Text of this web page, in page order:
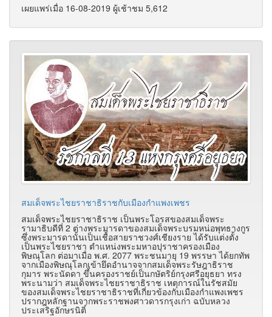
เผยแพร่เมื่อ 16-08-2019 ผู้เช้าชม 5,612
สมเด็จพระไชยราชาธิราชกับเมืองกำแพงเพชร
สมเด็จพระไชยราชาธิราช เป็นพระโอรสของสมเด็จพระ
รามาธิบดีที่ 2 ต่างพระมารดาของสมเด็จพระบรมหน่อพุทธางกูร
ซึ่งพระมารดานั้นเป็นเชื้อสายราชวงศ์เชียงราย ได้รับแต่งตั้ง
เป็นพระไชยราชา ตำแหน่งพระมหาอปุราชาครองเมือง
พิษณุโลก ต่อมาเมื่อ พ.ศ. 2077 พระชนมายุ 19 พรรษา ได้ยกทัพ
จากเมืองพิษณุโลกเข้ายึดอำนาจจากสมเด็จพระรัษฎาธิราช
กุมาร พระนัดดา ขึ้นครองราชย์เป็นกษัตริย์กรุงศรีอยุธยา ทรง
พระนามว่า สมเด็จพระไชยราชาธิราช เหตุการณ์ในรัชสมัย
ของสมเด็จพระไชยราชาธิราชที่เกี่ยวข้องกับเมืองกำแพงเพชร
ปรากฎหลักฐานจากพระราชพงศาวดารกรุงเก่า ฉบับหลวง
ประเสริฐอักษรนิติ์